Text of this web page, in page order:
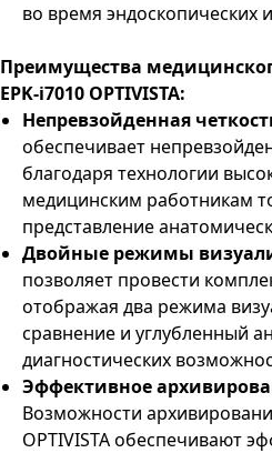
во время эндоскопических
Преимущества
EPK-i7010 OPTIVISTA:
Непревзойденная
обеспечивает
благодаря технологии
медицинским работникам
представление
Двойные режимы
позволяет провести
отображая два режима
сравнение и углубленный
диагностических
Эффективное
Возможности
OPTIVISTA обеспечивают